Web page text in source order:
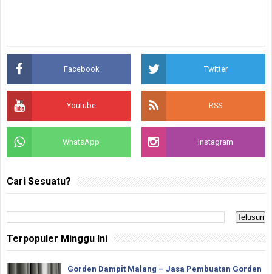
Facebook Twitter
Youtube RSS
WhatsApp Instagram
Cari Sesuatu?
Terpopuler Minggu Ini
Gorden Dampit Malang – Jasa Pembuatan Gorden